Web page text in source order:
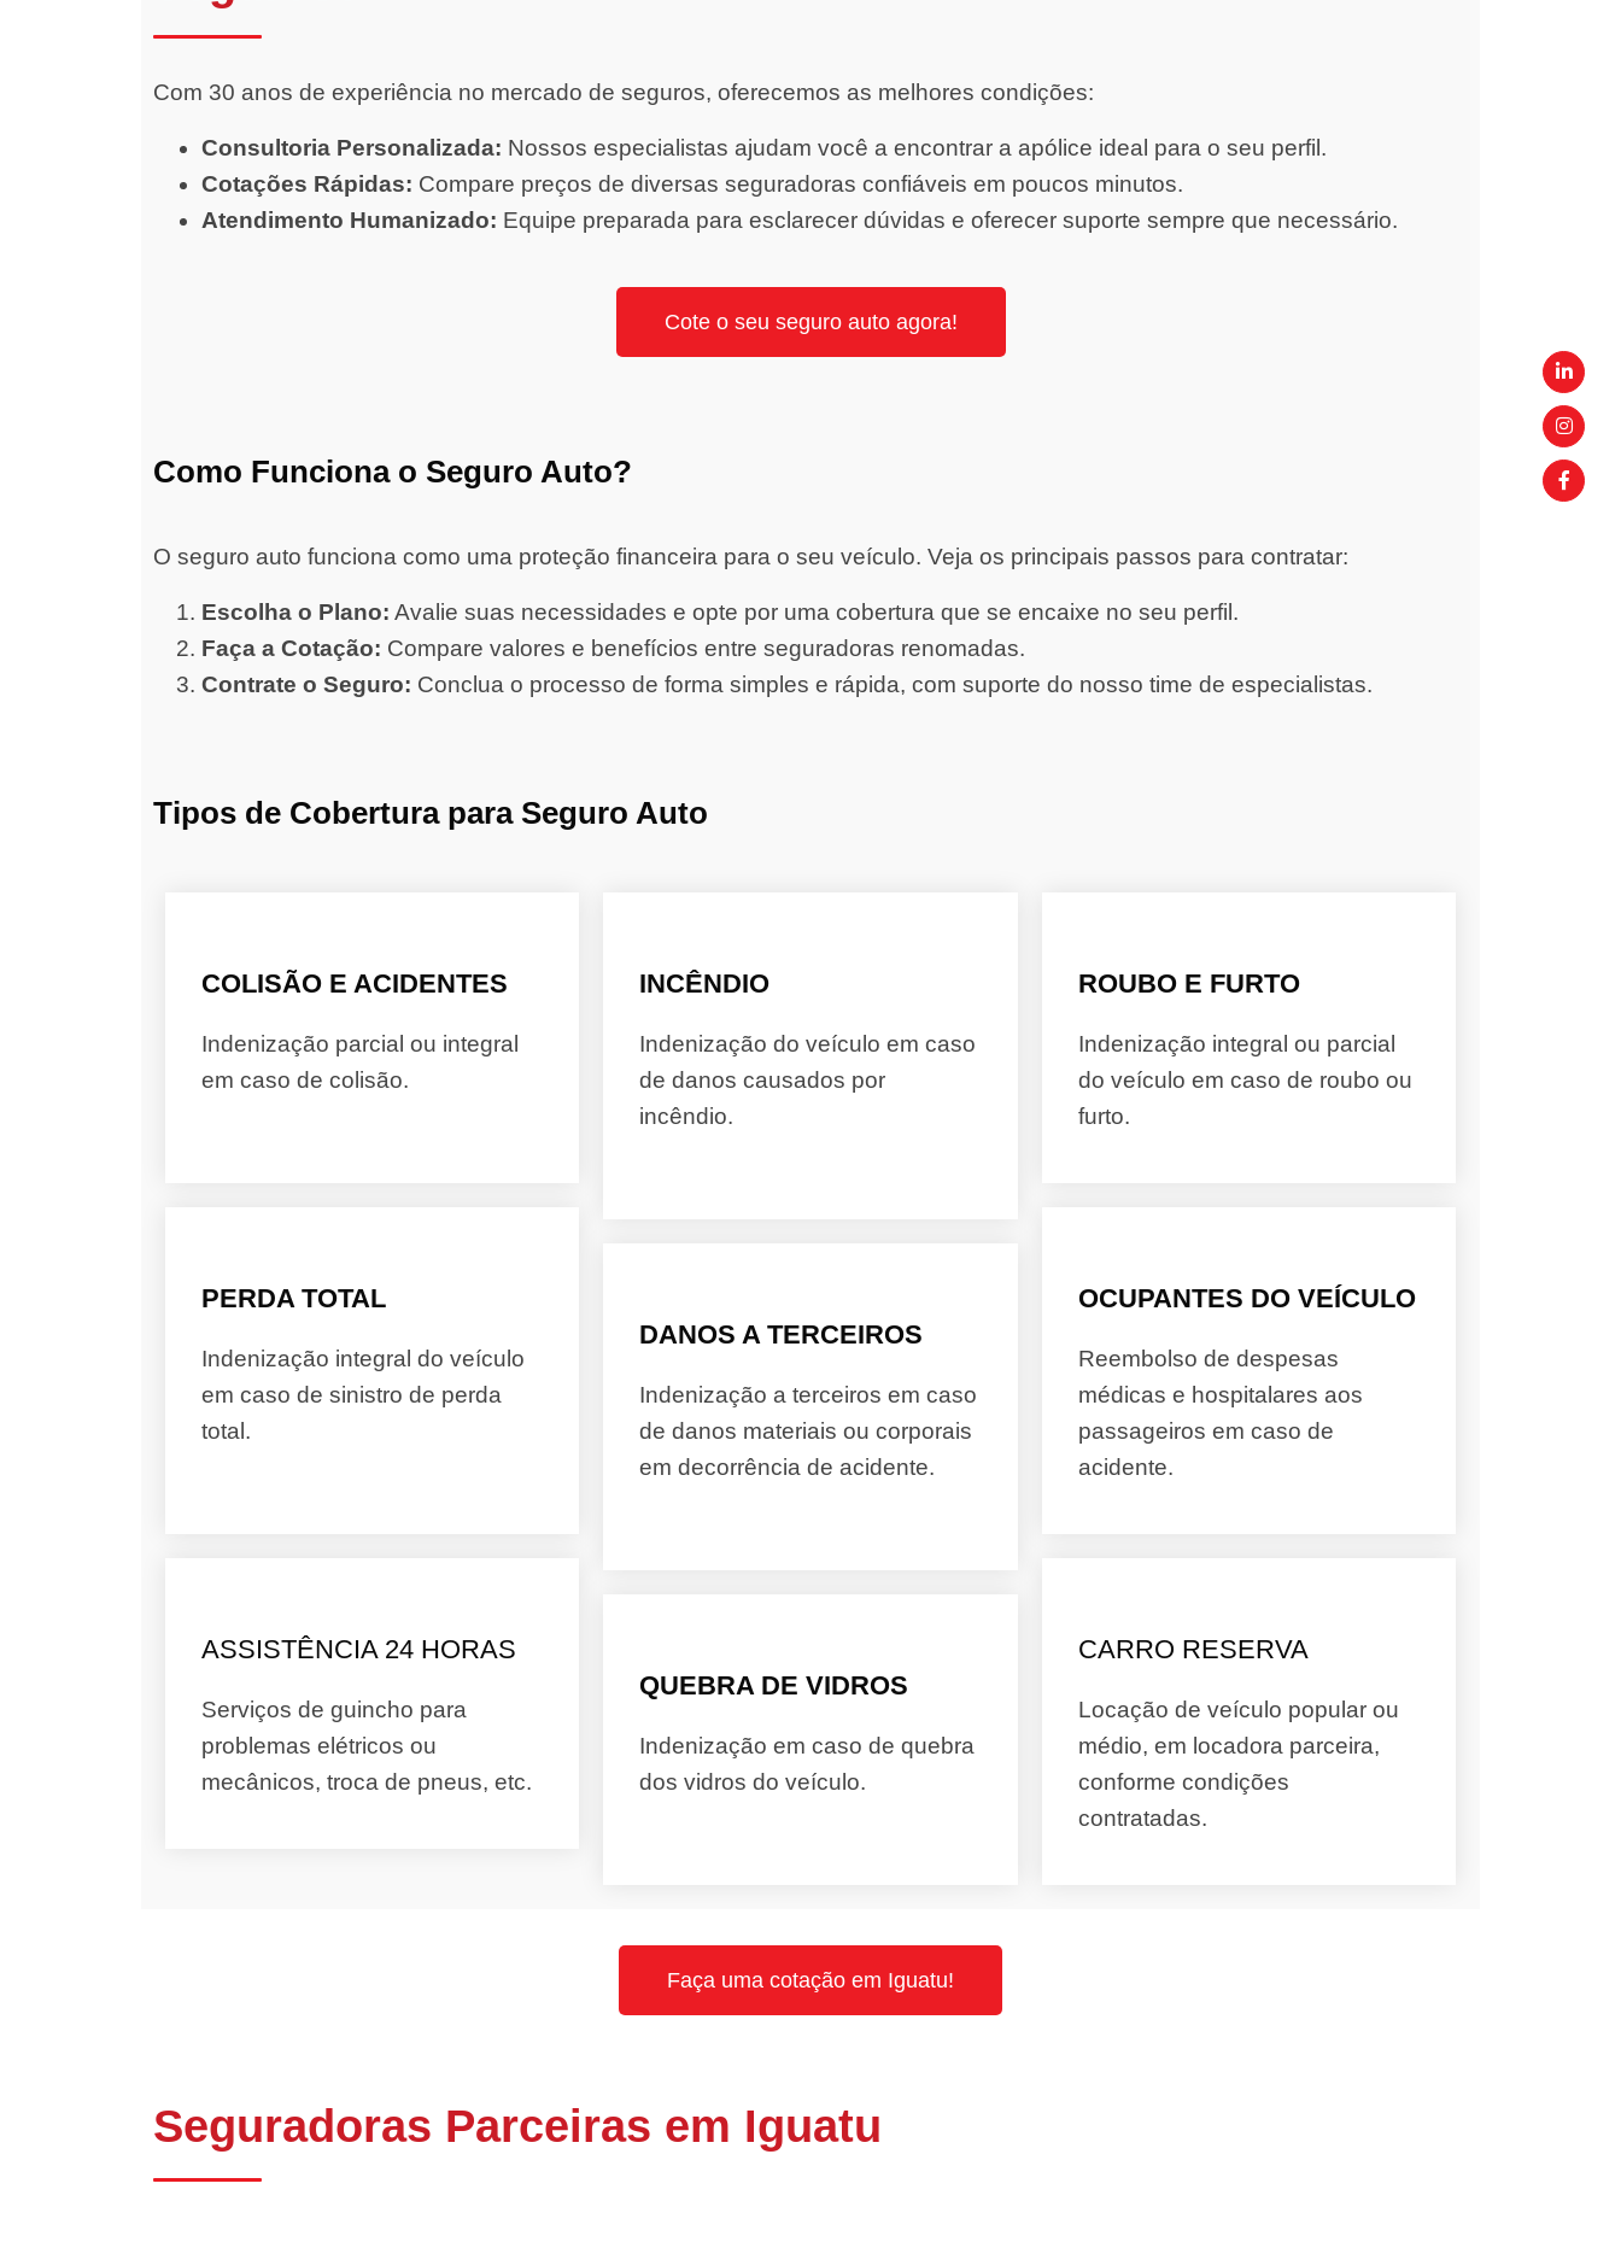
Com 30 anos de experiência no mercado de seguros, oferecemos as melhores condições:
Consultoria Personalizada: Nossos especialistas ajudam você a encontrar a apólice ideal para o seu perfil.
Cotações Rápidas: Compare preços de diversas seguradoras confiáveis em poucos minutos.
Atendimento Humanizado: Equipe preparada para esclarecer dúvidas e oferecer suporte sempre que necessário.
Cote o seu seguro auto agora!
Como Funciona o Seguro Auto?
O seguro auto funciona como uma proteção financeira para o seu veículo. Veja os principais passos para contratar:
Escolha o Plano: Avalie suas necessidades e opte por uma cobertura que se encaixe no seu perfil.
Faça a Cotação: Compare valores e benefícios entre seguradoras renomadas.
Contrate o Seguro: Conclua o processo de forma simples e rápida, com suporte do nosso time de especialistas.
Tipos de Cobertura para Seguro Auto
COLISÃO E ACIDENTES
Indenização parcial ou integral
em caso de colisão.
PERDA TOTAL
Indenização integral do veículo
em caso de sinistro de perda
total.
ASSISTÊNCIA 24 HORAS
Serviços de guincho para
problemas elétricos ou
mecânicos, troca de pneus, etc.
INCÊNDIO
Indenização do veículo em caso
de danos causados por
incêndio.
DANOS A TERCEIROS
Indenização a terceiros em caso
de danos materiais ou corporais
em decorrência de acidente.
QUEBRA DE VIDROS
Indenização em caso de quebra
dos vidros do veículo.
ROUBO E FURTO
Indenização integral ou parcial
do veículo em caso de roubo ou
furto.
OCUPANTES DO VEÍCULO
Reembolso de despesas
médicas e hospitalares aos
passageiros em caso de
acidente.
CARRO RESERVA
Locação de veículo popular ou
médio, em locadora parceira,
conforme condições
contratadas.
Faça uma cotação em Iguatu!
Seguradoras Parceiras em Iguatu